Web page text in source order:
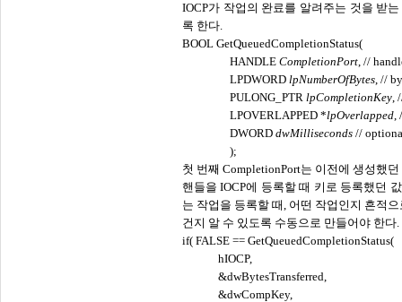
IOCP가 작업의 완료를 알려주는 것을 받
록 한다.
BOOL GetQueuedCompletionStatus(
HANDLE CompletionPort, //
LPDWORD lpNumberOfBytes, //
PULONG_PTR lpCompletionKey,
LPOVERLAPPED *lpOverlapped,
DWORD dwMilliseconds//
);
첫 번째 CompletionPort는 이전에 생성했
핸들을 IOCP에 등록할 때 키로 등록했던
는 작업을 등록할 때, 어떤 작업인지 흔적
건지 알 수 있도록 수동으로 만들어야 한
if( FALSE == GetQueuedCompletionStatus(
hIOCP,
&dwBytesTransferred,
&dwCompKey,